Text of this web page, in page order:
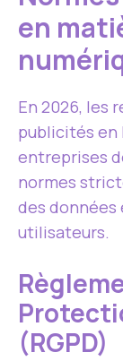
en
En 2026, les
publicités en
entreprises
normes
des
utilisateurs.
(RGPD)